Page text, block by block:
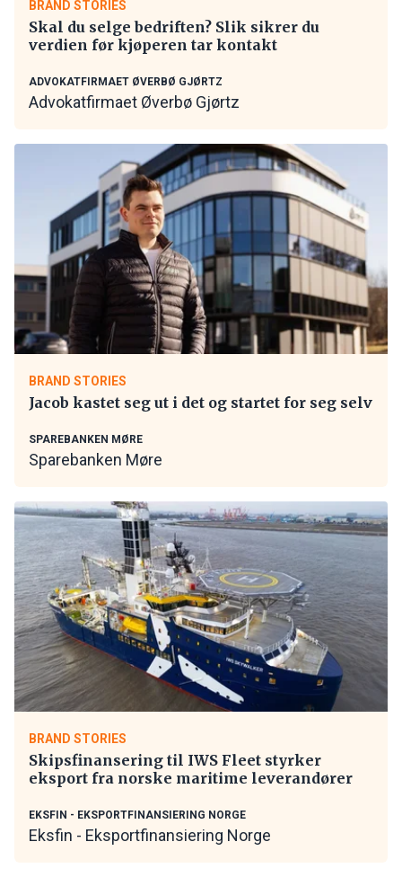
BRAND STORIES
Skal du selge bedriften? Slik sikrer du
verdien før kjøperen tar kontakt
ADVOKATFIRMAET ØVERBØ GJØRTZ
Advokatfirmaet Øverbø Gjørtz
BRAND STORIES
Jacob kastet seg ut i det og startet for seg selv
SPAREBANKEN MØRE
Sparebanken Møre
BRAND STORIES
Skipsfinansering til IWS Fleet styrker
eksport fra norske maritime leverandører
EKSFIN - EKSPORTFINANSIERING NORGE
Eksfin - Eksportfinansiering Norge